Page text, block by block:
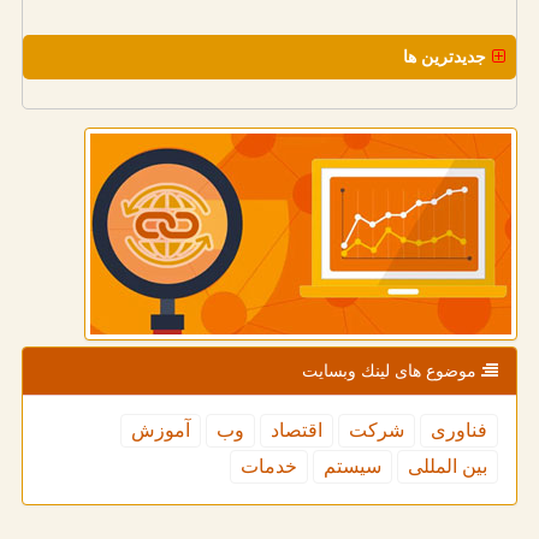
جدیدترین ها
موضوع های لینك وبسایت
فناوری شركت اقتصاد وب
آموزش
بین المللی
سیستم خدمات